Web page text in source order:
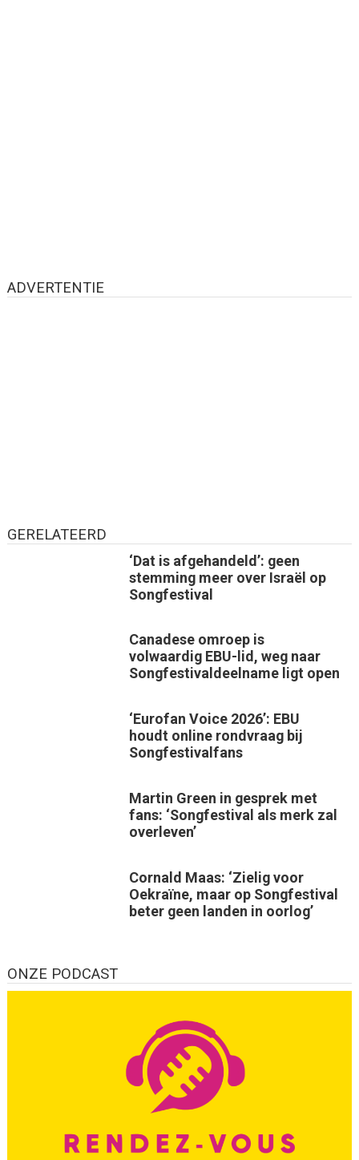
ADVERTENTIE
GERELATEERD
‘Dat is afgehandeld’: geen
stemming meer over Israël op
Songfestival
Canadese omroep is
volwaardig EBU-lid, weg naar
Songfestivaldeelname ligt open
‘Eurofan Voice 2026’: EBU
houdt online rondvraag bij
Songfestivalfans
Martin Green in gesprek met
fans: ‘Songfestival als merk zal
overleven’
Cornald Maas: ‘Zielig voor
Oekraïne, maar op Songfestival
beter geen landen in oorlog’
ONZE PODCAST